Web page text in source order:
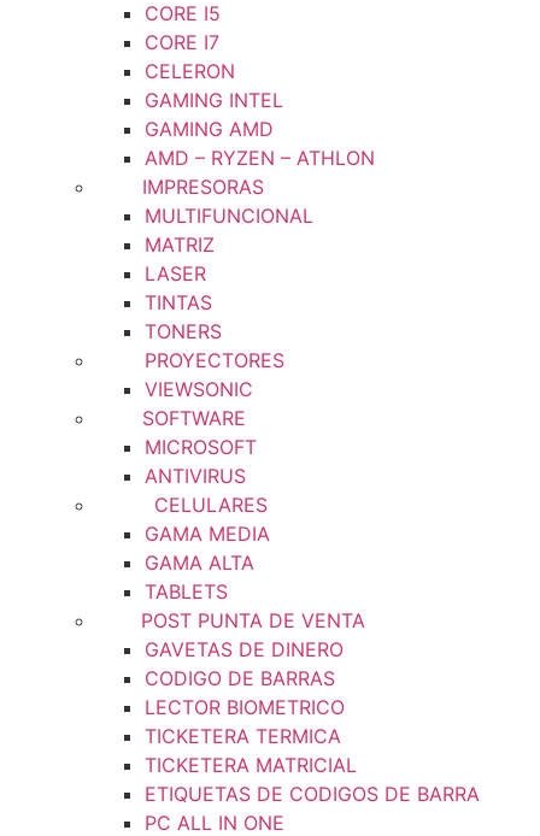
CORE I5
CORE I7
CELERON
GAMING INTEL
GAMING AMD
AMD – RYZEN – ATHLON
IMPRESORAS
MULTIFUNCIONAL
MATRIZ
LASER
TINTAS
TONERS
PROYECTORES
VIEWSONIC
SOFTWARE
MICROSOFT
ANTIVIRUS
CELULARES
GAMA MEDIA
GAMA ALTA
TABLETS
POST PUNTA DE VENTA
GAVETAS DE DINERO
CODIGO DE BARRAS
LECTOR BIOMETRICO
TICKETERA TERMICA
TICKETERA MATRICIAL
ETIQUETAS DE CODIGOS DE BARRA
PC ALL IN ONE